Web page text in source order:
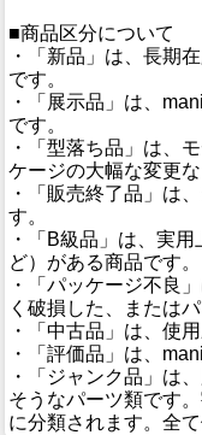
■商品区分について
・「新品」は、長期
です。
・「展示品」は、
です。
・「型落ち品」は、
ケージの大幅な変更
・「販売終了品」は
す。
・「B級品」は、実
ど）がある商品です。
・「パッケージ不良
く破損した、または
・「中古品」は、使
・「評価品」は、
・「ジャンク品」は
そうなパーツ類です
に分類されます。全